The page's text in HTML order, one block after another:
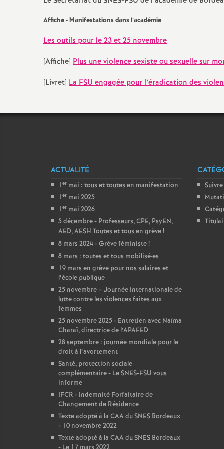
Affiche - Manifestations dans l’académie
Les outils pour le 23 et 25 novembre
[Affiche] Plus une violence sexiste ou sexuelle sur
[Livret] La FSU engagée pour l’éradication des
ACTUALITÉ
1 er mai : tous et toutes en manifestation
1 er mai 2025
1 er mai 2026
5 décembre - Professeurs, CPE, PsyEN,
AED, AESH Toutes et tous en grève!
8 mars 2024 - Grève féministe!
8 mars : toutes et tous mobilisé·es
19 mars en grève pour nos salaires et
l’école publique
25 novembre – Journée internationale de
lutte contre les violences faites aux
femmes
25 novembre 2025 - Entretien avec Naïma
Charaï, directrice de l’APAFED
28 septembre : journée mondiale pour le
droit à l’avortement
Santé, protection sociale
complémentaire - Le SNES-FSU vous
informe
IFCR - Indemnité Forfaitaire de
Changement de Résidence
Texte adopté à la CAA du SNES Bordeaux
- 10 novembre 2022
Texte adopté à la CAA du SNES Bordeaux